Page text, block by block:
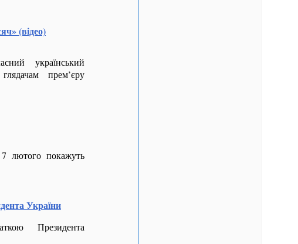
(відео)
український
прем’єру
7 лютого покажуть
України
Президента